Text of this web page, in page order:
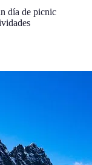
día de picnic